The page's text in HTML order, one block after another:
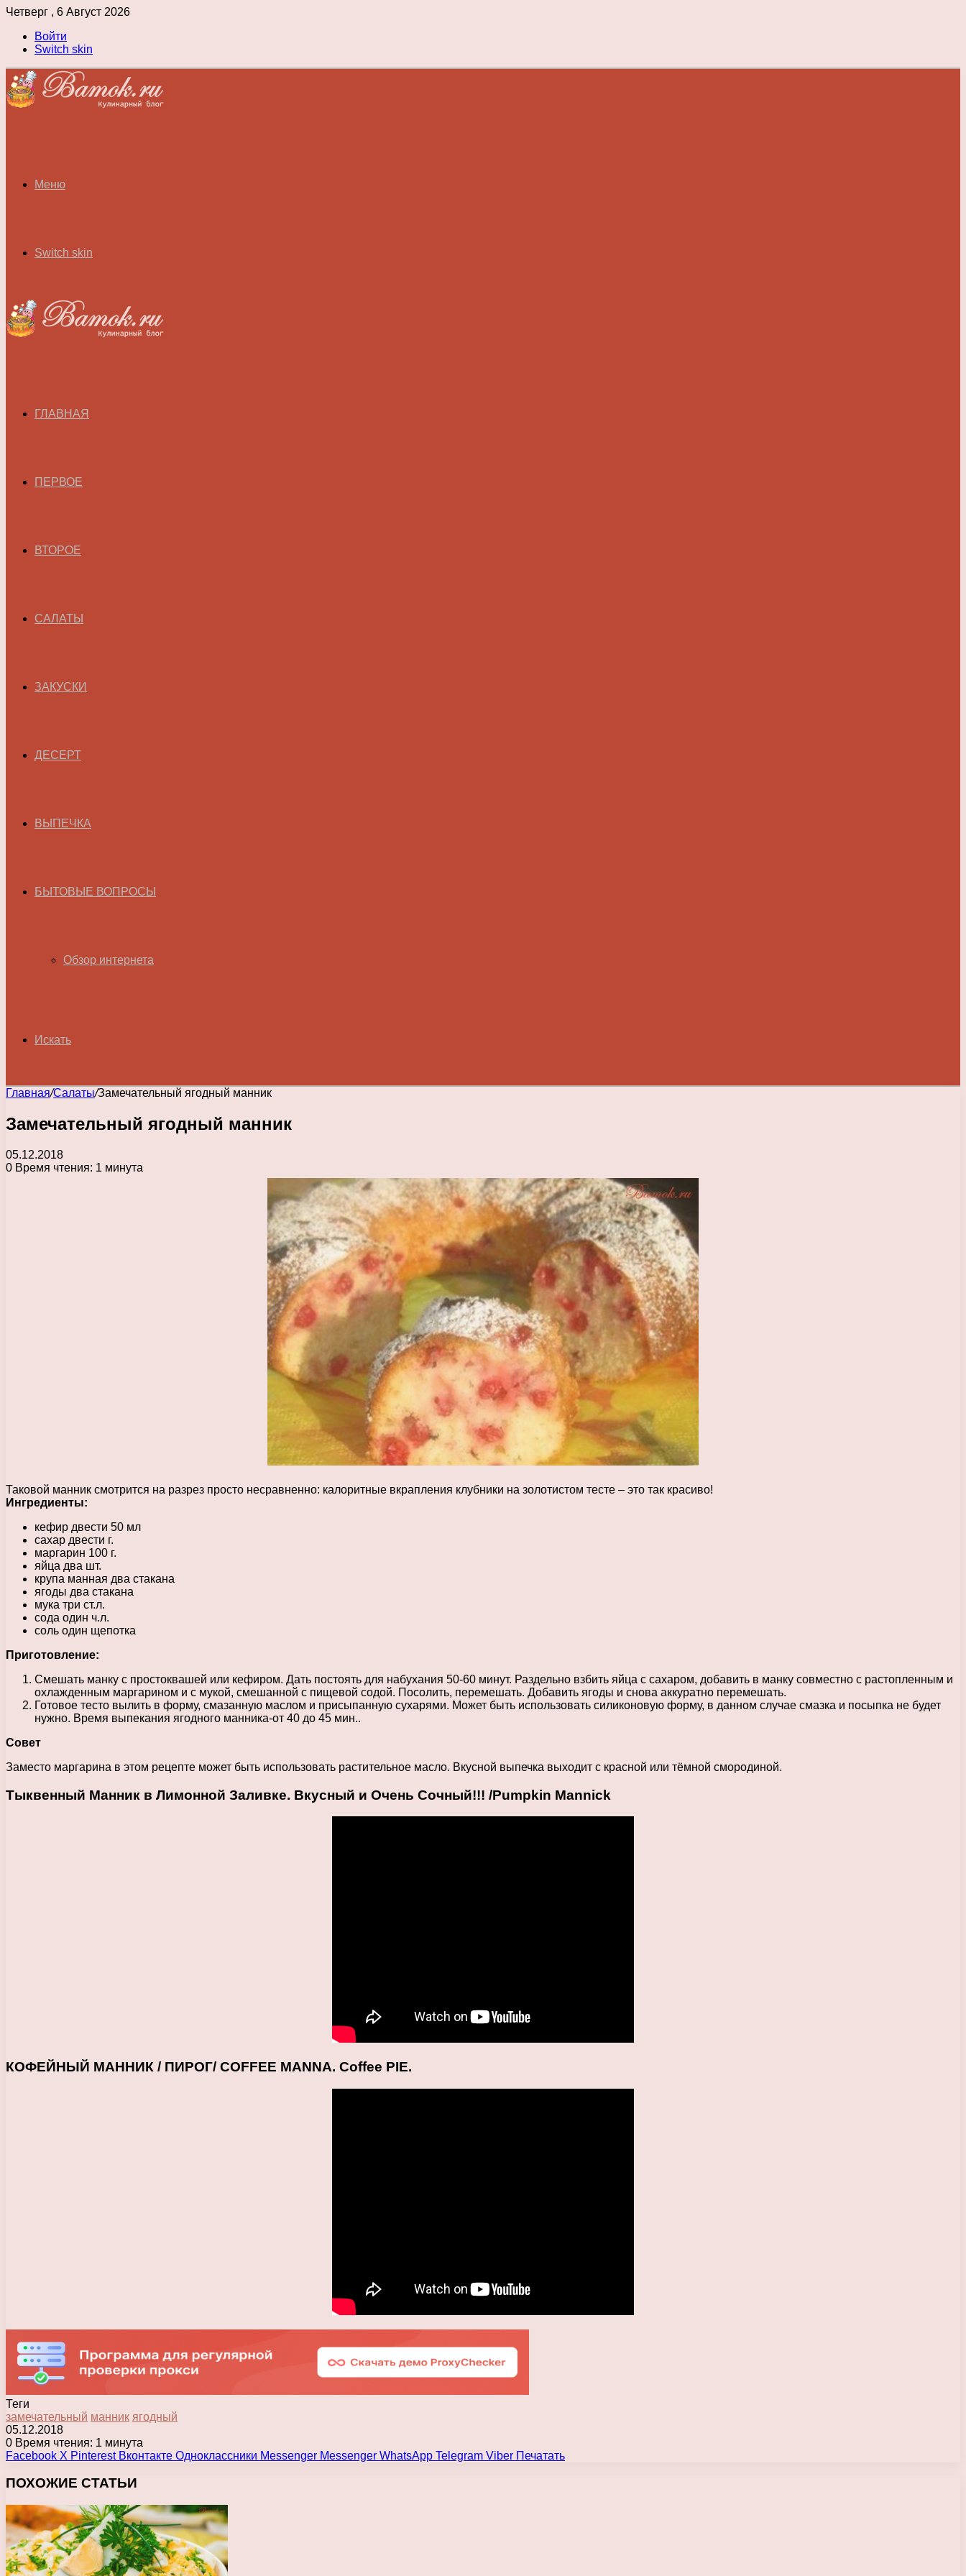
Четверг , 6 Август 2026
Войти
Switch skin
Меню
Switch skin
ГЛАВНАЯ
ПЕРВОЕ
ВТОРОЕ
САЛАТЫ
ЗАКУСКИ
ДЕСЕРТ
ВЫПЕЧКА
БЫТОВЫЕ ВОПРОСЫ
Обзор интернета
Искать
Главная/Салаты/Замечательный ягодный манник
Замечательный ягодный манник
05.12.2018
0 Время чтения: 1 минута
Таковой манник смотрится на разрез просто несравненно: калоритные вкрапления клубники на золотистом тесте – это так красиво!
Ингредиенты:
кефир двести 50 мл
сахар двести г.
маргарин 100 г.
яйца два шт.
крупа манная два стакана
ягоды два стакана
мука три ст.л.
сода один ч.л.
соль один щепотка
Приготовление:
Смешать манку с простоквашей или кефиром. Дать постоять для набухания 50-60 минут. Раздельно взбить яйца с сахаром, добавить в манку совместно с растопленным и
охлажденным маргарином и с мукой, смешанной с пищевой содой. Посолить, перемешать. Добавить ягоды и снова аккуратно перемешать.
Готовое тесто вылить в форму, смазанную маслом и присыпанную сухарями. Может быть использовать силиконовую форму, в данном случае смазка и посыпка не будет
нужно. Время выпекания ягодного манника-от 40 до 45 мин..
Совет
Заместо маргарина в этом рецепте может быть использовать растительное масло. Вкусной выпечка выходит с красной или тёмной смородиной.
Тыквенный Манник в Лимонной Заливке. Вкусный и Очень Сочный!!! /Pumpkin Mannick
КОФЕЙНЫЙ МАННИК / ПИРОГ/ COFFEE MANNA. Coffee PIE.
Теги
замечательный манник ягодный
05.12.2018
0 Время чтения: 1 минута
Facebook X Pinterest Вконтакте Одноклассники Messenger Messenger WhatsApp Telegram Viber Печатать
ПОХОЖИЕ СТАТЬИ